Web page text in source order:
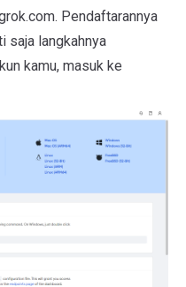
Pendaftarannya
saja langkahnya
kamu, masuk ke